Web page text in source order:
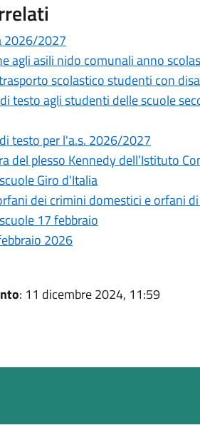
2026/2027
agli asili nido comunali anno
scolastico studenti con
testo agli studenti delle scuole
testo per l'a.s. 2026/2027
del plesso Kennedy dell’Istituto
Giro d'Italia
dei crimini domestici e orfani
17 febbraio
2026
: 11 dicembre 2024, 11:59